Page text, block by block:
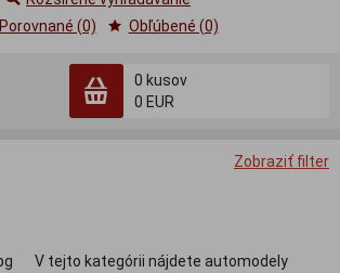
0 kusov
0 EUR
Porovnané (0)
Obľúbené (0)
Zobraziť filter
V tejto kategórii nájdete automodely